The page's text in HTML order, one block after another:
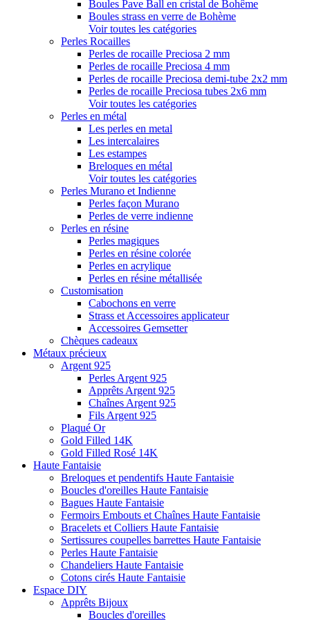
Boules Pave Ball en cristal de Bohême
Boules strass en verre de Bohème
Voir toutes les catégories
Perles Rocailles
Perles de rocaille Preciosa 2 mm
Perles de rocaille Preciosa 4 mm
Perles de rocaille Preciosa demi-tube 2x2 mm
Perles de rocaille Preciosa tubes 2x6 mm
Voir toutes les catégories
Perles en métal
Les perles en metal
Les intercalaires
Les estampes
Breloques en métal
Voir toutes les catégories
Perles Murano et Indienne
Perles façon Murano
Perles de verre indienne
Perles en résine
Perles magiques
Perles en résine colorée
Perles en acrylique
Perles en résine métallisée
Customisation
Cabochons en verre
Strass et Accessoires applicateur
Accessoires Gemsetter
Chèques cadeaux
Métaux précieux
Argent 925
Perles Argent 925
Apprêts Argent 925
Chaînes Argent 925
Fils Argent 925
Plaqué Or
Gold Filled 14K
Gold Filled Rosé 14K
Haute Fantaisie
Breloques et pendentifs Haute Fantaisie
Boucles d'oreilles Haute Fantaisie
Bagues Haute Fantaisie
Fermoirs Embouts et Chaînes Haute Fantaisie
Bracelets et Colliers Haute Fantaisie
Sertissures coupelles barrettes Haute Fantaisie
Perles Haute Fantaisie
Chandeliers Haute Fantaisie
Cotons cirés Haute Fantaisie
Espace DIY
Apprêts Bijoux
Boucles d'oreilles